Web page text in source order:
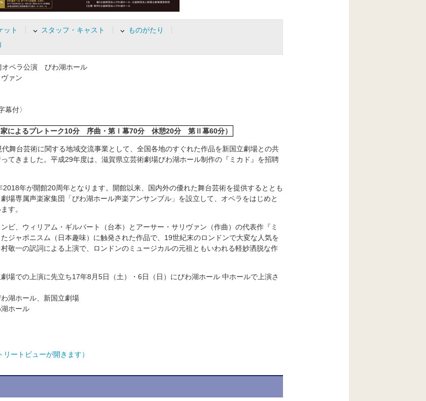
ット スタッフ・キャスト
ものがたり
ペラ公演 びわ湖ホール
ァン
付〉
家によるプレトーク10分 序曲・第Ⅰ幕70分 休憩20分 第Ⅱ幕60分）
舞台芸術に関する地域交流事業として、全国各地のすぐれた作品を新国立劇場との共
てきました。平成29年度は、滋賀県立芸術劇場びわ湖ホール制作の『ミカド』を招聘
年が開館20周年となります。開館以来、国内外の優れた舞台芸術を提供するととも
場専属声楽家集団「びわ湖ホール声楽アンサンブル」を設立して、オペラをはじめと
す。
ビ、ウィリアム・ギルバート（台本）とアーサー・サリヴァン（作曲）の代表作『ミ
ジャポニスム（日本趣味）に触発された作品で、19世紀末のロンドンで大変な人気を
敬一の訳詞による上演で、ロンドンのミュージカルの元祖ともいわれる軽妙洒脱な作
場での上演に先立ち17年8月5日（土）・6日（日）にびわ湖ホール 中ホールで上演さ
湖ホール、新国立劇場
ホール
ートビューが開きます）